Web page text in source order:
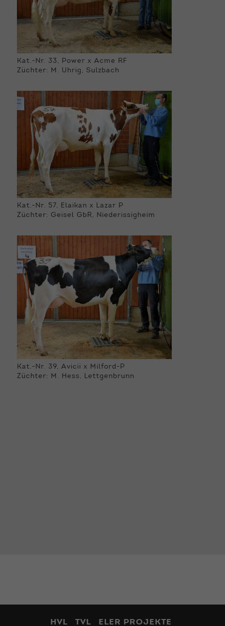
Kat.-Nr. 33, Power x Acme RF
Züchter: M. Uhrig, Sulzbach
Kat.-Nr. 57, Elaikan x Lazar P
Züchter: Geisel GbR, Niederissigheim
Kat.-Nr. 39, Avicii x Milford-P
Züchter: M. Hess, Lettgenbrunn
HVL TVL ELER PROJEKTE